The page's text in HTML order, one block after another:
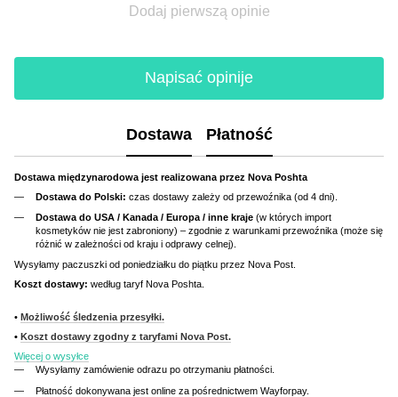
Dodaj pierwszą opinie
Napisać opinije
Dostawa Płatność
Dostawa międzynarodowa jest realizowana przez Nova Poshta
Dostawa do Polski: czas dostawy zależy od przewoźnika (od 4 dni).
Dostawa do USA / Kanada / Europa / inne kraje (w których import
kosmetyków nie jest zabroniony) – zgodnie z warunkami przewoźnika (może się
różnić w zależności od kraju i odprawy celnej).
Wysyłamy paczuszki od poniedziałku do piątku przez Nova Post.
Koszt dostawy: według taryf Nova Poshta.
• Możliwość śledzenia przesyłki.
• Koszt dostawy zgodny z taryfami Nova Post.
Więcej o wysyłce
Wysyłamy zamówienie odrazu po otrzymaniu płatności.
Płatność dokonywana jest online za pośrednictwem Wayforpay.